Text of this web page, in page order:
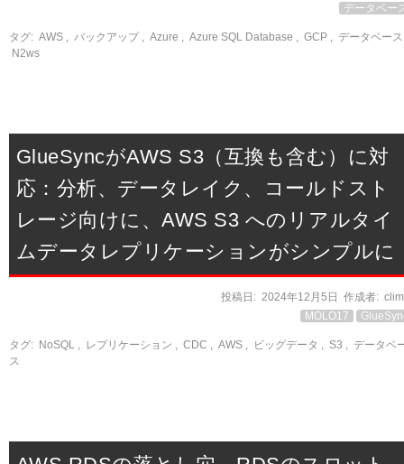
データベー
タグ: AWS , バックアップ , Azure , Azure SQL Database , GCP , データベース
N2ws
GlueSyncがAWS S3（互換も含む）に対
応：分析、データレイク、コールドスト
レージ向けに、AWS S3 へのリアルタイ
ムデータレプリケーションがシンプルに
投稿日: 2024年12月5日 作成者:
MOLO17
タグ: NoSQL , レプリケーション , CDC , AWS , ビッグデータ , S3 , データベ
ス